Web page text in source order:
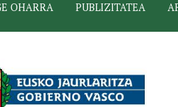
OHARRA PUBLIZITATEA